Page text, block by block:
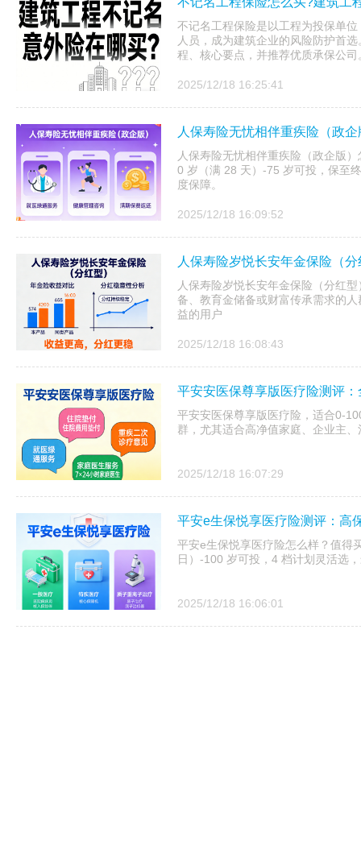
不记名工程保险是以工程为投保单
人员，成为建筑企业的风险防护首
程、核心要点，并推荐优质承保公司
2025/12/18 16:25:41
人保寿险无忧相伴重疾险（政
人保寿险无忧相伴重疾险（政企版
0 岁（满 28 天）-75 岁可投，保至
度保障。
2025/12/18 16:09:52
人保寿险岁悦长安年金保险（
人保寿险岁悦长安年金保险（分红
备、教育金储备或财富传承需求的
益的用户
2025/12/18 16:08:43
平安安医保尊享版医疗险测评
平安安医保尊享版医疗险，适合0-
群，尤其适合高净值家庭、企业主
2025/12/18 16:07:29
平安e生保悦享医疗险测评：高
平安e生保悦享医疗险怎么样？值得
日）-100 岁可投，4 档计划灵活选
2025/12/18 16:06:01